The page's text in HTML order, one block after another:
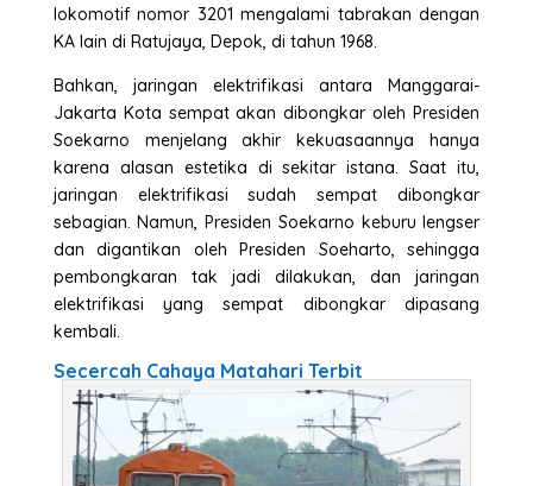
lokomotif nomor 3201 mengalami tabrakan dengan
KA lain di Ratujaya, Depok, di tahun 1968.
Bahkan, jaringan elektrifikasi antara Manggarai-
Jakarta Kota sempat akan dibongkar oleh Presiden
Soekarno menjelang akhir kekuasaannya hanya
karena alasan estetika di sekitar istana. Saat itu,
jaringan elektrifikasi sudah sempat dibongkar
sebagian. Namun, Presiden Soekarno keburu lengser
dan digantikan oleh Presiden Soeharto, sehingga
pembongkaran tak jadi dilakukan, dan jaringan
elektrifikasi yang sempat dibongkar dipasang
kembali.
Secercah Cahaya Matahari Terbit